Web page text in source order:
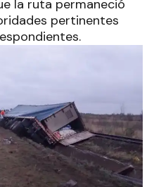
la ruta permaneció
pertinentes